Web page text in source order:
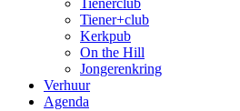
Tienerclub
Tiener+club
Kerkpub
On the Hill
Jongerenkring
Verhuur
Agenda